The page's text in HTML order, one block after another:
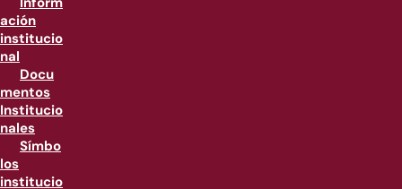
ación
institucio
nal
Docu
mentos
Institucio
nales
Símbo
los
institucio